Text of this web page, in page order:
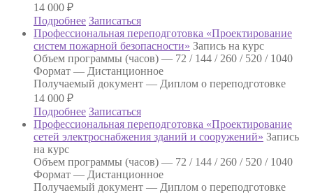
14 000 ₽
Подробнее Записаться
Профессиональная переподготовка «Проектирование
систем пожарной безопасности» Запись на курс
Объем программы (часов) — 72 / 144 / 260 / 520 / 1040
Формат — Дистанционное
Получаемый документ — Диплом о переподготовке
14 000 ₽
Подробнее Записаться
Профессиональная переподготовка «Проектирование
сетей электроснабжения зданий и сооружений» Запись
на курс
Объем программы (часов) — 72 / 144 / 260 / 520 / 1040
Формат — Дистанционное
Получаемый документ — Диплом о переподготовке